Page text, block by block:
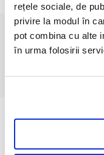
rețele sociale, de
privire la modul în
pot combina cu alte
în urma folosirii
Bibliografie
Blackwell’s five